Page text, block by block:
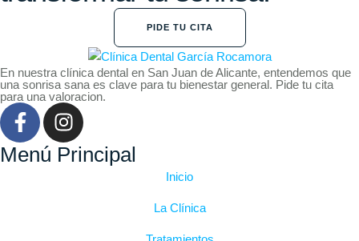
PIDE TU CITA
En nuestra clínica dental en San Juan de Alicante, entendemos que
una sonrisa sana es clave para tu bienestar general. Pide tu cita
para una valoracion.
Menú Principal
Inicio
La Clínica